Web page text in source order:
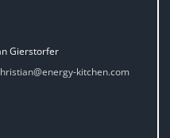
Gierstorfer
kitchen.com